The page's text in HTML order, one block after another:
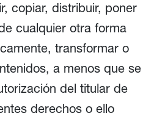
distribuir, poner
cualquier otra forma
transformar o
a menos que se
del titular de
derechos o ello